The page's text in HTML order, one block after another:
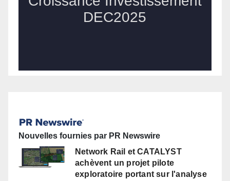
Nouvelles fournies par PR Newswire
Network Rail et CATALYST
achèvent un projet pilote
exploratoire portant sur l'analyse